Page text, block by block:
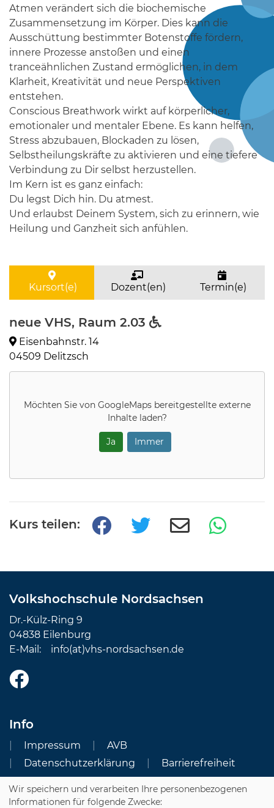
Atmen verändert sich die biochemische
Zusammensetzung im Körper. Dies kann die
Ausschüttung bestimmter Botenstoffe fördern,
innere Prozesse anstoßen und einen
tranceähnlichen Zustand ermöglichen, in dem
Klarheit, Kreativität und neue Perspektiven
entstehen.
Conscious Breathwork wirkt auf körperlicher,
emotionaler und mentaler Ebene. Es kann helfen,
Stress abzubauen, Blockaden zu lösen,
Selbstheilungskräfte zu aktivieren und eine tiefere
Verbindung zu Dir selbst herzustellen.
Im Kern ist es ganz einfach:
Du legst Dich hin. Du atmest.
Und erlaubst Deinem System, sich zu erinnern, wie
Heilung und Ganzheit sich anfühlen.
Kursort(e) Dozent(en) Termin(e)
neue VHS, Raum 2.03
Eisenbahnstr. 14
04509 Delitzsch
Möchten Sie von GoogleMapsbereitgestellte externe
Inhalte laden?
Ja Immer
Kurs teilen:
Volkshochschule Nordsachsen
Dr.-Külz-Ring 9
04838 Eilenburg
E-Mail: info(at)vhs-nordsachsen.de
Info
Impressum
AVB
Datenschutzerklärung
Barrierefreiheit
Cookie Einstellungen
Wir speichern und verarbeiten Ihre personenbezogenen
Informationen für folgende Zwecke: